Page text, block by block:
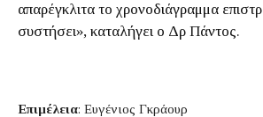
απαρέγκλιτα το χρονοδιάγραμμα
συστήσει», καταλήγει ο Δρ Πάντος.
Επιμέλεια: Ευγένιος Γκράουρ